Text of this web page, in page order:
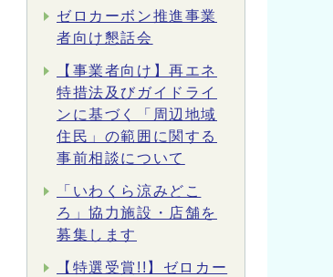
ゼロカーボン推進事業
者向け懇話会
【事業者向け】再エネ
特措法及びガイドライ
ンに基づく「周辺地域
住民」の範囲に関する
事前相談について
「いわくら涼みどこ
ろ」協力施設・店舗を
募集します
【特選受賞!!】ゼロカー